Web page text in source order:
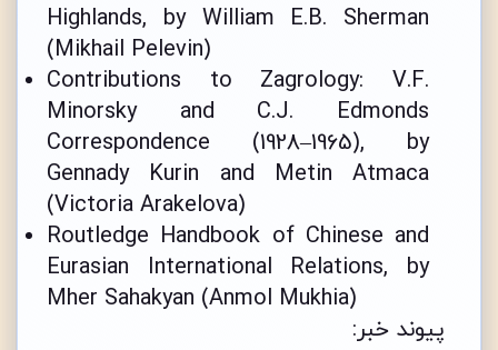
Highlands, by William E.B. Sherman
(Mikhail Pelevin)
Contributions to Zagrology: V.F.
Minorsky and C.J. Edmonds
Correspondence (1928–1965), by
Gennady Kurin and Metin Atmaca
(Victoria Arakelova)
Routledge Handbook of Chinese and
Eurasian International Relations, by
Mher Sahakyan (Anmol Mukhia)
پیوند خبر: